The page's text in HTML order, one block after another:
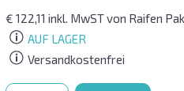
€ 122,11 inkl. MwSTvon Raifen
AUF LAGER
Versandkostenfrei